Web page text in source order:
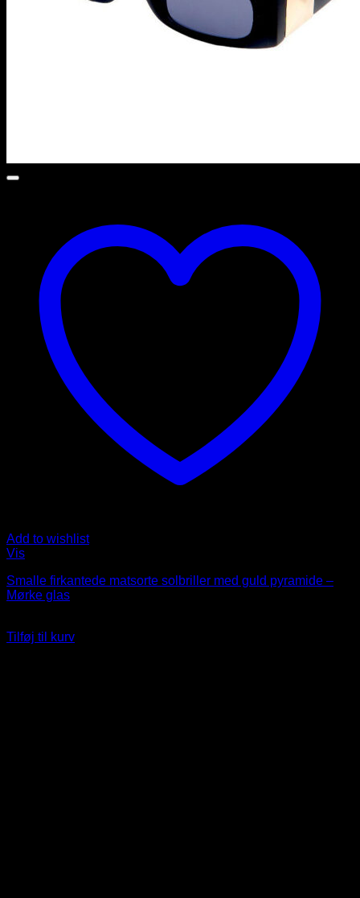
Add to wishlist
Vis
Smalle firkantede matsorte solbriller med guld pyramide –
Mørke glas
Tilføj til kurv